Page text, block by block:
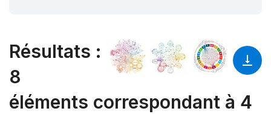
Résultats :
8
éléments correspondant à 4